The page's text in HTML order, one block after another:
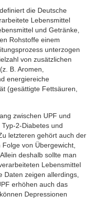
die Deutsche
Lebensmittel
und Getränke,
Rohstoffe einem
unterzogen
von zusätzlichen
B. Aromen,
energiereiche
(gesättigte Fettsäuren,
zwischen UPF und
2-Diabetes und
letzteren gehört auch der
von Übergewicht,
deshalb sollte man
Lebensmittel
Daten zeigen allerdings,
erhöhen auch das
Depressionen